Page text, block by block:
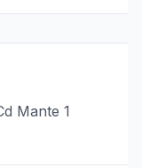
Mante 1